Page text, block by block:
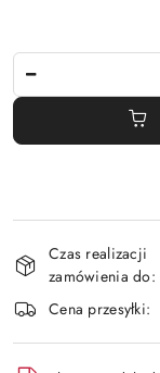
i
dostawa
Czas realizacji
zamówienia do:
Cena przesyłki: